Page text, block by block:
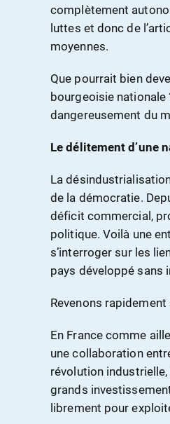
complètement
luttes et donc de
moyennes.
Que pourrait bien
bourgeoisie nationale
dangereusement du
Le délitement d’une
La
de la démocratie.
déficit commercial,
politique. Voilà une
s’interroger sur les
pays développé sans
Revenons rapidement
En France comme
une collaboration
révolution
grands
librement pour